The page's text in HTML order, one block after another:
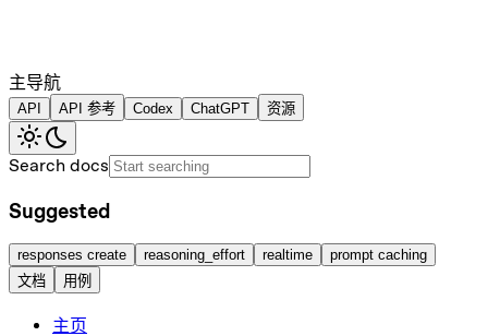
主导航
API API 参考 Codex ChatGPT 资源
Search docs
Suggested
responses create reasoning_effort realtime
prompt caching
文档
用例
主页